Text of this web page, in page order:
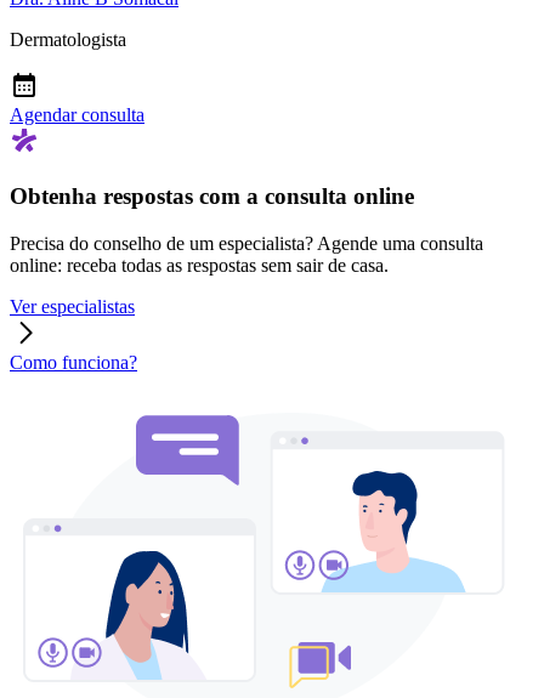
Dermatologista
Agendar consulta
Obtenha respostas com a consulta online
Precisa do conselho de um especialista? Agende uma consulta
online: receba todas as respostas sem sair de casa.
Ver especialistas
Como funciona?